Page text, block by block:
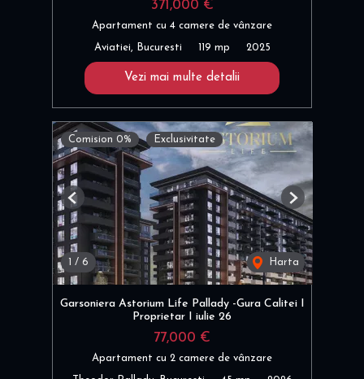
371,000 €
Apartament cu 4 camere de vânzare
Aviatiei, Bucuresti 119 mp 2025
Vezi mai multe detalii
Comision 0% Exclusivitate
/ 6 Harta
Previous Next
Garsoniera Astorium Life Pallady -Gura Calitei I
Proprietar I iulie 26
77,000 €
Apartament cu 2 camere de vânzare